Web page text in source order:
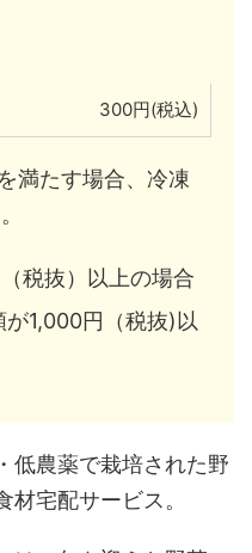
300円(税込)
たす場合、冷凍
税抜）以上の場合
1,000円（税抜)以
低農薬で栽培された野
宅配サービス。